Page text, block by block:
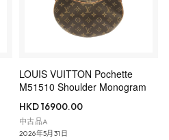
LOUIS VUITTON Pochette
M51510 Shoulder Monogram
HKD 16900.00
中古品A
2026年5月31日